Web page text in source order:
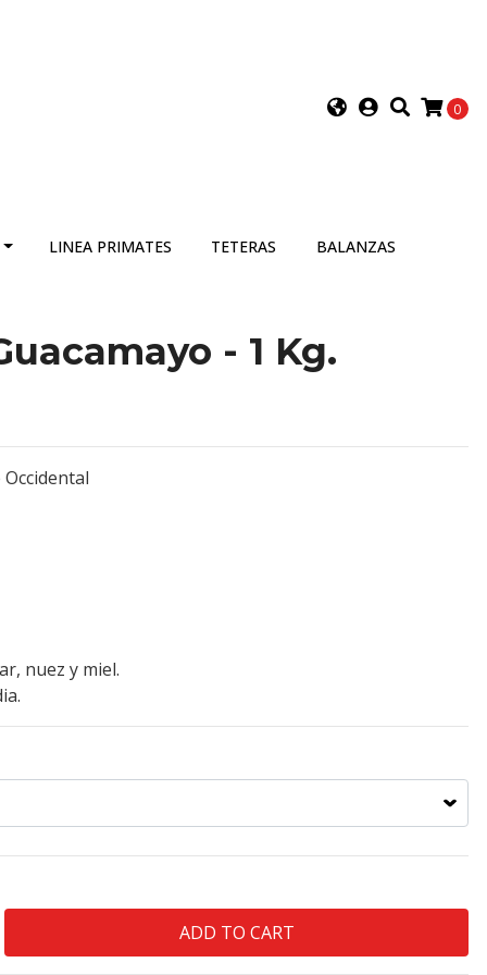
0
LINEA PRIMATES TETERAS BALANZAS
- 1 Kg.
nuez y miel.